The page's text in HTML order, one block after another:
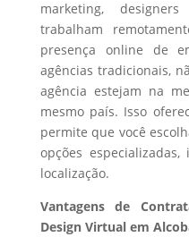
marketing,
trabalham
presença online de
agências tradicionais,
agência estejam na
mesmo país. Isso
permite que você
opções
localização.
Vantagens de
Design Virtual em